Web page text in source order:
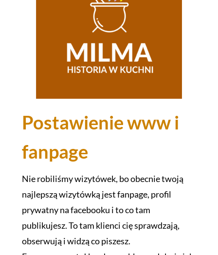
Postawienie www i
fanpage
Nie robiliśmy wizytówek, bo obecnie twoją
najlepszą wizytówką jest fanpage, profil
prywatny na facebooku i to co tam
publikujesz. To tam klienci cię sprawdzają,
obserwują i widzą co piszesz.